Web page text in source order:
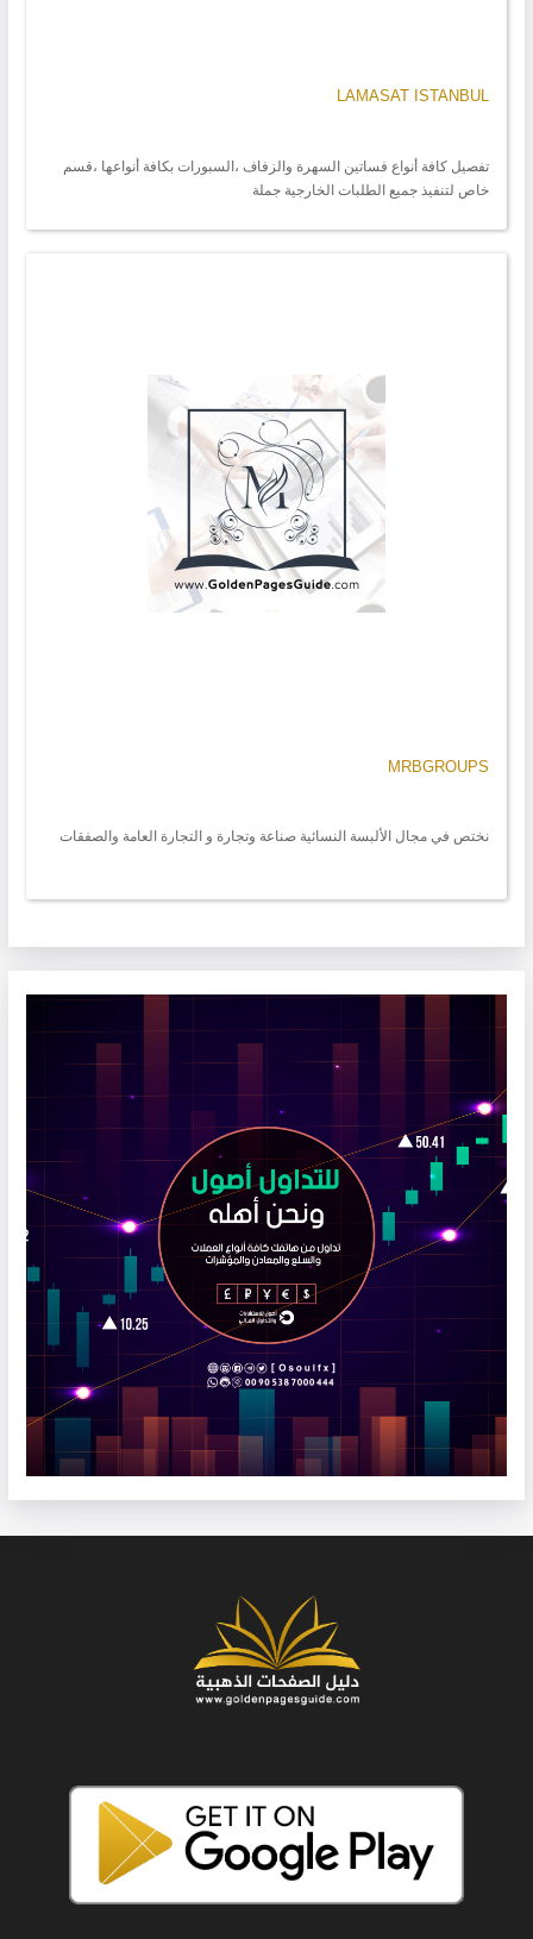
LAMASAT ISTANBUL
تفصيل كافة أنواع فساتين السهرة والزفاف ،السبورات بكافة أنواعها ،قسم
خاص لتنفيذ جميع الطلبات الخارجية جملة
MRBGROUPS
نختص في مجال الألبسة النسائية صناعة وتجارة و التجارة العامة والصفقات